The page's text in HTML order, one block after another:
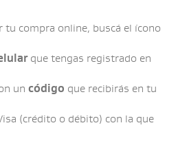
compra online, buscá el ícono
que tengas registrado en
un código que recibirás en tu
(crédito o débito) con la que